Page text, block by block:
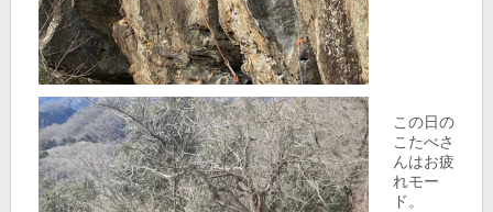
この日の
こたべさ
んはお疲
れモー
ド。